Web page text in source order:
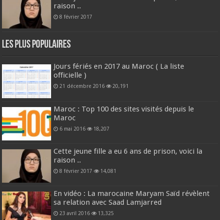
raison ..
8 février 2017
Les plus populaires
Jours fériés en 2017 au Maroc ( La liste
officielle )
21 décembre 2016 20,191
Maroc : Top 100 des sites visités depuis le
Maroc
6 mai 2016 18,207
Cette jeune fille a eu 6 ans de prison, voici la
raison ..
8 février 2017 14,081
En vidéo : La marocaine Maryam Saïd révèlent
sa relation avec Saad Lamjarred
23 avril 2016 13,325